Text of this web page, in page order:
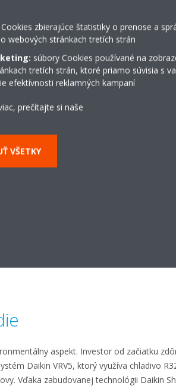
a jednoduché
bolo kľúčovým aspektom pri výbere
vnútornej klímy a možnosť
ponúkala nástenná jednotka vzduch-
za kanálový alebo kazetový model.
dekoračnými panelmi vrátane
čomu dokonale zapadnú do každého
ovládania, obyvatelia majú
pripojenou cez Bluetooth. Voliteľne je
wi-fi, ktorá umožňuje ovládať vnútornú
pri návrate z práce.
spotrebu elektrickej energie každého
centrálnu správu servisu, kontrolu
aspekt. Investor od začiatku
Daikin VRV5, ktorý využíva chladivo
Vďaka zabudovanej technológii Daikin
zbierajúce štatistiky o prenose a
webových stránkach tretích strán
súbory Cookies používané na
tretích strán, ktoré priamo súvisia s
efektívnosti reklamných kampaní
prečítajte si naše
VŠETKY